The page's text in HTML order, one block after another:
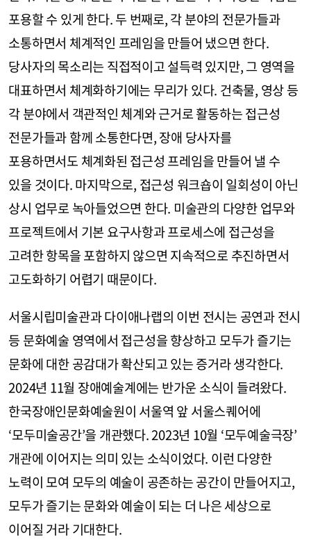
포용할 수 있게 한다. 두 번째로, 각 분야의 전문가들과
소통하면서 체계적인 프레임을 만들어 냈으면 한다.
당사자의 목소리는 직접적이고 설득력 있지만, 그 영역을
대표하면서 체계화하기에는 무리가 있다. 건축물, 영상 등
각 분야에서 객관적인 체계와 근거로 활동하는 접근성
전문가들과 함께 소통한다면, 장애 당사자를
포용하면서도 체계화된 접근성 프레임을 만들어 낼 수
있을 것이다. 마지막으로, 접근성 워크숍이 일회성이 아닌
상시 업무로 녹아들었으면 한다. 미술관의 다양한 업무와
프로젝트에서 기본 요구사항과 프로세스에 접근성을
고려한 항목을 포함하지 않으면 지속적으로 추진하면서
고도화하기 어렵기 때문이다.
서울시립미술관과 다이애나랩의 이번 전시는 공연과 전시
등 문화예술 영역에서 접근성을 향상하고 모두가 즐기는
문화에 대한 공감대가 확산되고 있는 증거라 생각한다.
2024년 11월 장애예술계에는 반가운 소식이 들려왔다.
한국장애인문화예술원이 서울역 앞 서울스퀘어에
‘모두미술공간’을 개관했다. 2023년 10월 ‘모두예술극장’
개관에 이어지는 의미 있는 소식이었다. 이런 다양한
노력이 모여 모두의 예술이 공존하는 공간이 만들어지고,
모두가 즐기는 문화와 예술이 되는 더 나은 세상으로
이어질 거라 기대한다.